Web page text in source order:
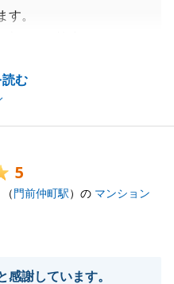
む
す。
や、税務・登記に関する
、いつでもお気軽にご連
よりお祈り申し上げま
お願い申し上げます。
5
（ 門前仲町駅）の マンション
感謝しています。